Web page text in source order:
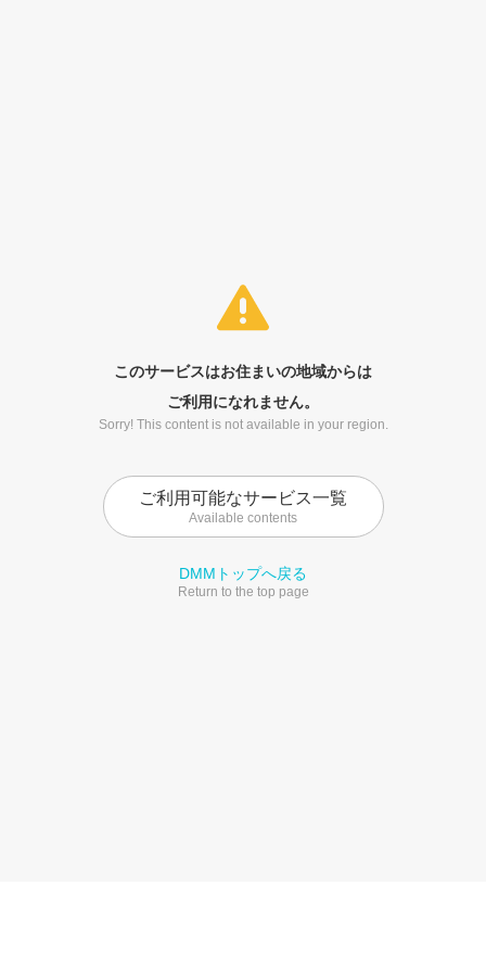
このサービスはお住まいの地域からは
ご利用になれません。
Sorry! This content is not available in your region.
ご利用可能なサービス一覧
Available contents
DMMトップへ戻る
Return to the top page